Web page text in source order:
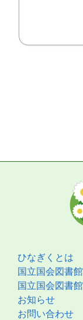
ひなぎくとは
国立国会図書
国立国会図書
お知らせ
お問い合わせ